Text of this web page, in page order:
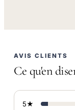
AVIS CLIENTS
Ce qu'en
5★